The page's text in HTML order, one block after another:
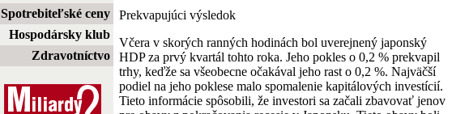
Spotrebiteľské ceny
Hospodársky klub
Zdravotníctvo
Prekvapujúci výsledok
Včera v skorých ranných hodinách bol uverejnený japonský
HDP za prvý kvartál tohto roka. Jeho pokles o 0,2 % prekvapil
trhy, keďže sa všeobecne očakával jeho rast o 0,2 %. Najväčší
podiel na jeho poklese malo spomalenie kapitálových investícií.
Tieto informácie spôsobili, že investori sa začali zbavovať jenov